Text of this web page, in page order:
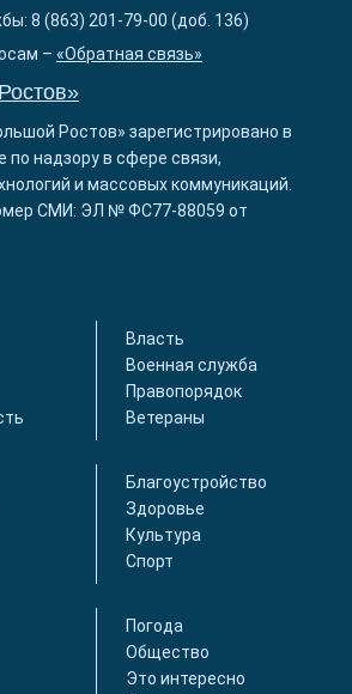
8 (863) 201-79-00 (доб. 136)
– «Обратная связь»
Ростов» зарегистрировано в
надзору в сфере связи,
и массовых коммуникаций.
СМИ: ЭЛ № ФС77-88059 от
Власть
Военная служба
Правопорядок
Ветераны
Благоустройство
Здоровье
Культура
Спорт
Погода
Общество
Это интересно